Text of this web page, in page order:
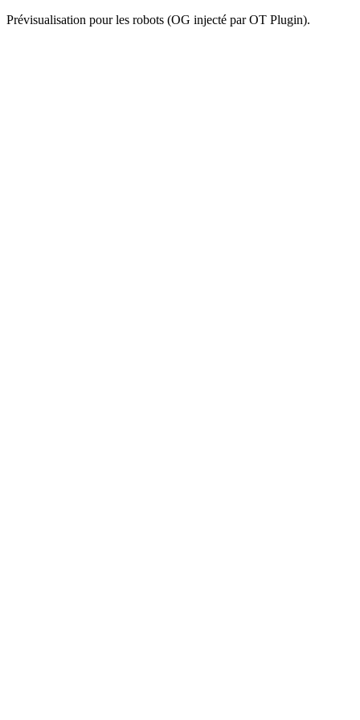
Prévisualisation pour les robots (OG injecté par OT Plugin).